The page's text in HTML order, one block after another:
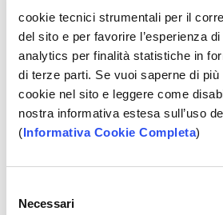
cookie tecnici strumentali per il
del sito e per favorire l’esperienza
analytics per finalità statistiche in
di terze parti. Se vuoi saperne di più
cookie nel sito e leggere come
nostra informativa estesa sull’uso
(Informativa Cookie Completa)
delNecessari